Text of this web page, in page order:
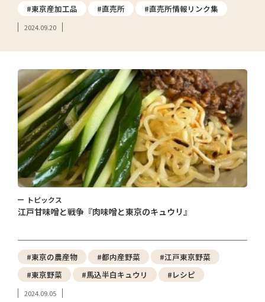
#東京産加工品 #直売所 #直売所情報リンク集
2024.09.20
トピックス
江戸甘味噌と戦争『肉味噌と東京のキュウリ』
#東京の農産物 #都内産野菜
#江戸東京野菜
#東京野菜
#馬込半白キュウリ #レシピ
2024.09.05